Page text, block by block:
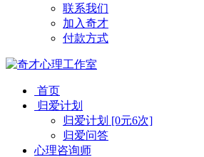
联系我们
加入奇才
付款方式
首页
归爱计划
归爱计划 [0元6次]
归爱问答
心理咨询师